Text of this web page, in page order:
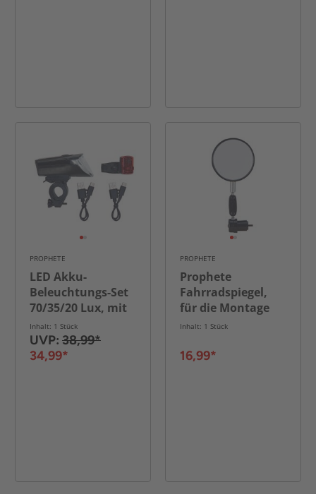
PROPHETE
LED Akku-
Beleuchtungs-Set
70/35/20 Lux, mit
Li-Ionen Akku
Inhalt: 1 Stück
UVP: 38,99*
34,99*
PROPHETE
Prophete
Fahrradspiegel,
für die Montage
im Lenker
Inhalt: 1 Stück
16,99*